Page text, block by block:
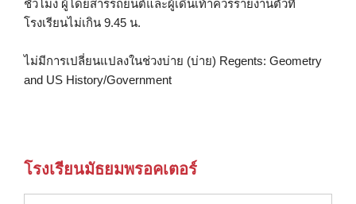
ชั่วโมง ผู้โดยสารรถยนต์และผู้เดินเท้าควรรายงานตัวที่
โรงเรียนไม่เกิน 9.45 น.
ไม่มีการเปลี่ยนแปลงในช่วงบ่าย (บ่าย) Regents: Geometry
and US History/Government
โรงเรียนมัธยมพรอคเตอร์